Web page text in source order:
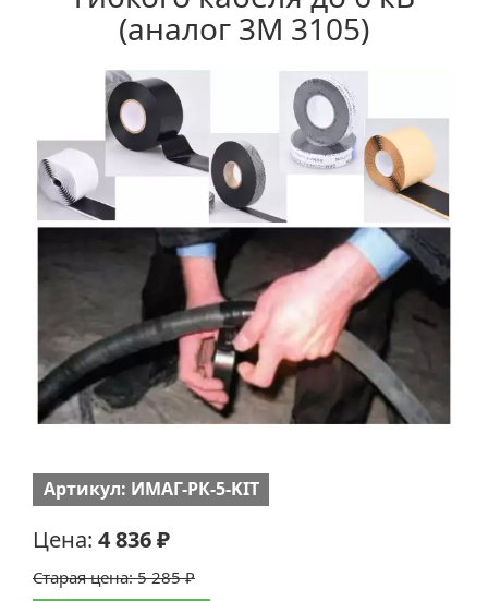
(аналог 3M 3105)
Артикул: ИМАГ-РК-5-KIT
Цена: 4 836 ₽
Старая цена:5 285 ₽